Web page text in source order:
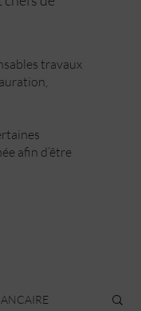
travaux
afin d’être